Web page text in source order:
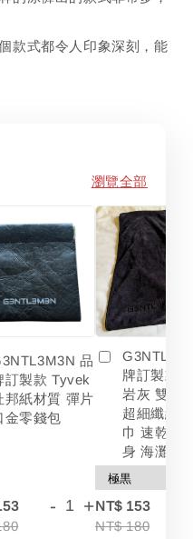
款式都令人印象深刻，能
瀏覽全部
品
訂製款 Tyvek
邦紙材質 彈片
金零錢包
- +
牌訂製款
岩灰 雙色
超細纖維
巾 速乾 吸
身 海灘
NT$ 153
NT$ 180